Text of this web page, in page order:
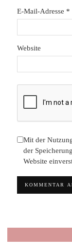
E-Mail-Adresse *
Website
Mit der
der
Website